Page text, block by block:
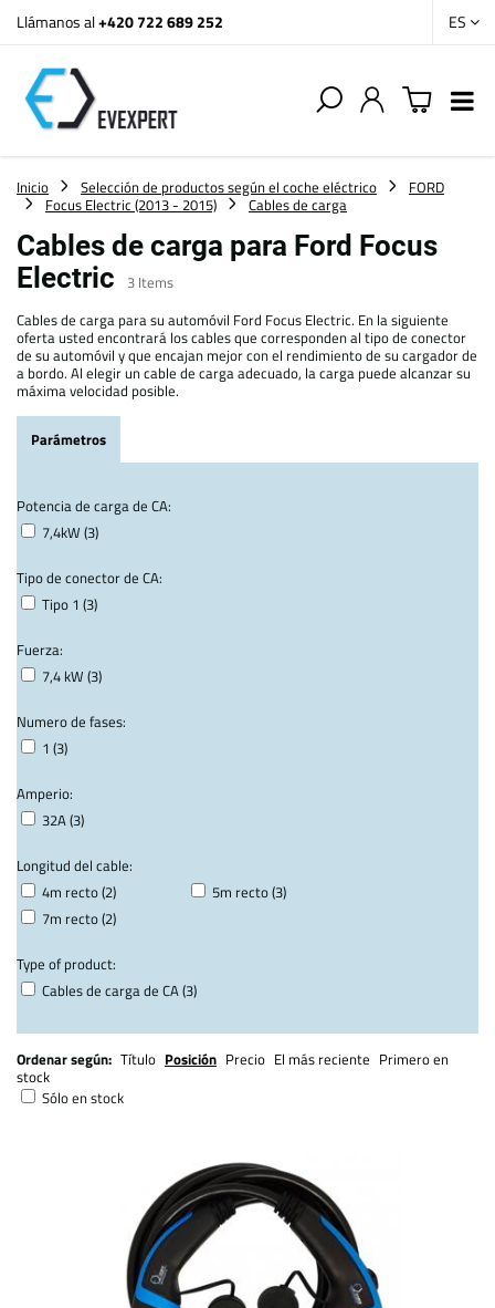
Llámanos al+420 722 689 252 ES
Inicio Selección de productos según el coche eléctrico
FORD
Focus Electric (2013 - 2015)
Cables de carga
Cables de carga para Ford Focus
Electric
3 Items
Cables de carga para su automóvil Ford Focus Electric. En la siguiente
oferta usted encontrará los cables que corresponden al tipo de conector
de su automóvil y que encajan mejor con el rendimiento de su cargador de
a bordo. Al elegir un cable de carga adecuado, la carga puede alcanzar su
máxima velocidad posible.
Parámetros
Potencia de carga de CA:
7,4kW (3)
Tipo de conector de CA:
Tipo 1 (3)
Fuerza:
7,4 kW (3)
Numero de fases:
1 (3)
Amperio:
32A (3)
Longitud del cable:
4m recto (2)
5m recto (3)
7m recto (2)
Type of product:
Cables de carga de CA (3)
Ordenar según: Título Posición Precio El más reciente Primero en
stock
Sólo en stock